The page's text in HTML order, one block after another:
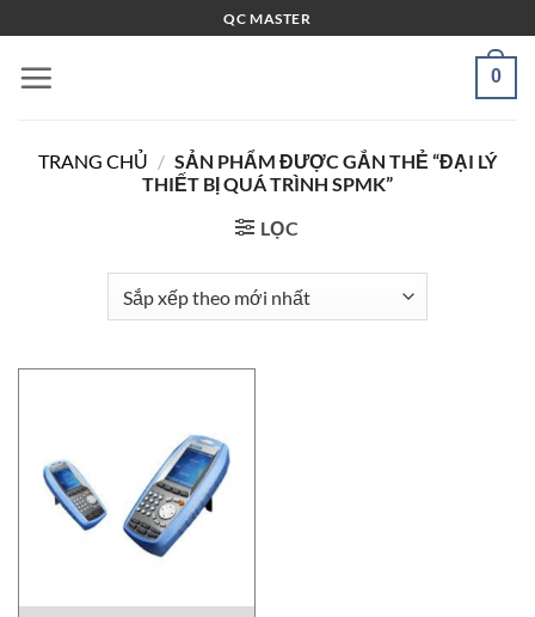
qua
nội
QC MASTER
0
TRANG CHỦ / SẢN PHẨM ĐƯỢC GẮN THẺ “ĐẠI LÝ
THIẾT BỊ QUÁ TRÌNH SPMK”
LỌC